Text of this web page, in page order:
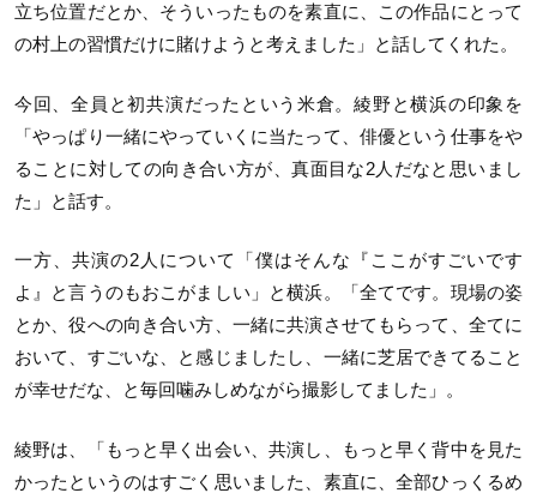
立ち位置だとか、そういったものを素直に、この作品にとって
の村上の習慣だけに賭けようと考えました」と話してくれた。
今回、全員と初共演だったという米倉。綾野と横浜の印象を
「やっぱり一緒にやっていくに当たって、俳優という仕事をや
ることに対しての向き合い方が、真面目な2人だなと思いまし
た」と話す。
一方、共演の2人について「僕はそんな『ここがすごいです
よ』と言うのもおこがましい」と横浜。「全てです。現場の姿
とか、役への向き合い方、一緒に共演させてもらって、全てに
おいて、すごいな、と感じましたし、一緒に芝居できてること
が幸せだな、と毎回噛みしめながら撮影してました」。
綾野は、「もっと早く出会い、共演し、もっと早く背中を見た
かったというのはすごく思いました、素直に、全部ひっくるめ